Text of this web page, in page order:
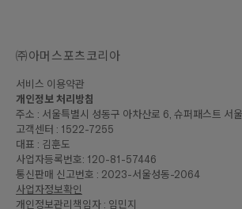
㈜아머스포츠코리아
서비스 이용약관
개인정보 처리방침
주소 : 서울특별시 성동구 아차산로 6, 슈퍼패스트 서
고객센터 : 1522-7255
대표 : 김훈도
사업자등록번호: 120-81-57446
통신판매 신고번호 : 2023-서울성동-2064
사업자정보확인
개인정보관리책임자 : 임민지